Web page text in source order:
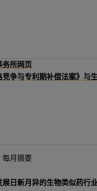
务所网页
竞争与专利期补偿法案》与
每月摘要
展日新月异的生物类似药行